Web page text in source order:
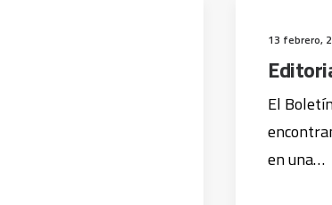
13 febrero,
El
en una…